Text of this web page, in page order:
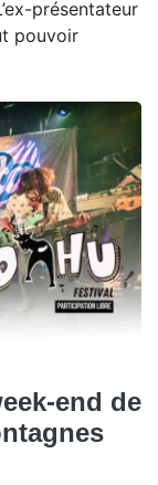
présentateur
pouvoir
end de